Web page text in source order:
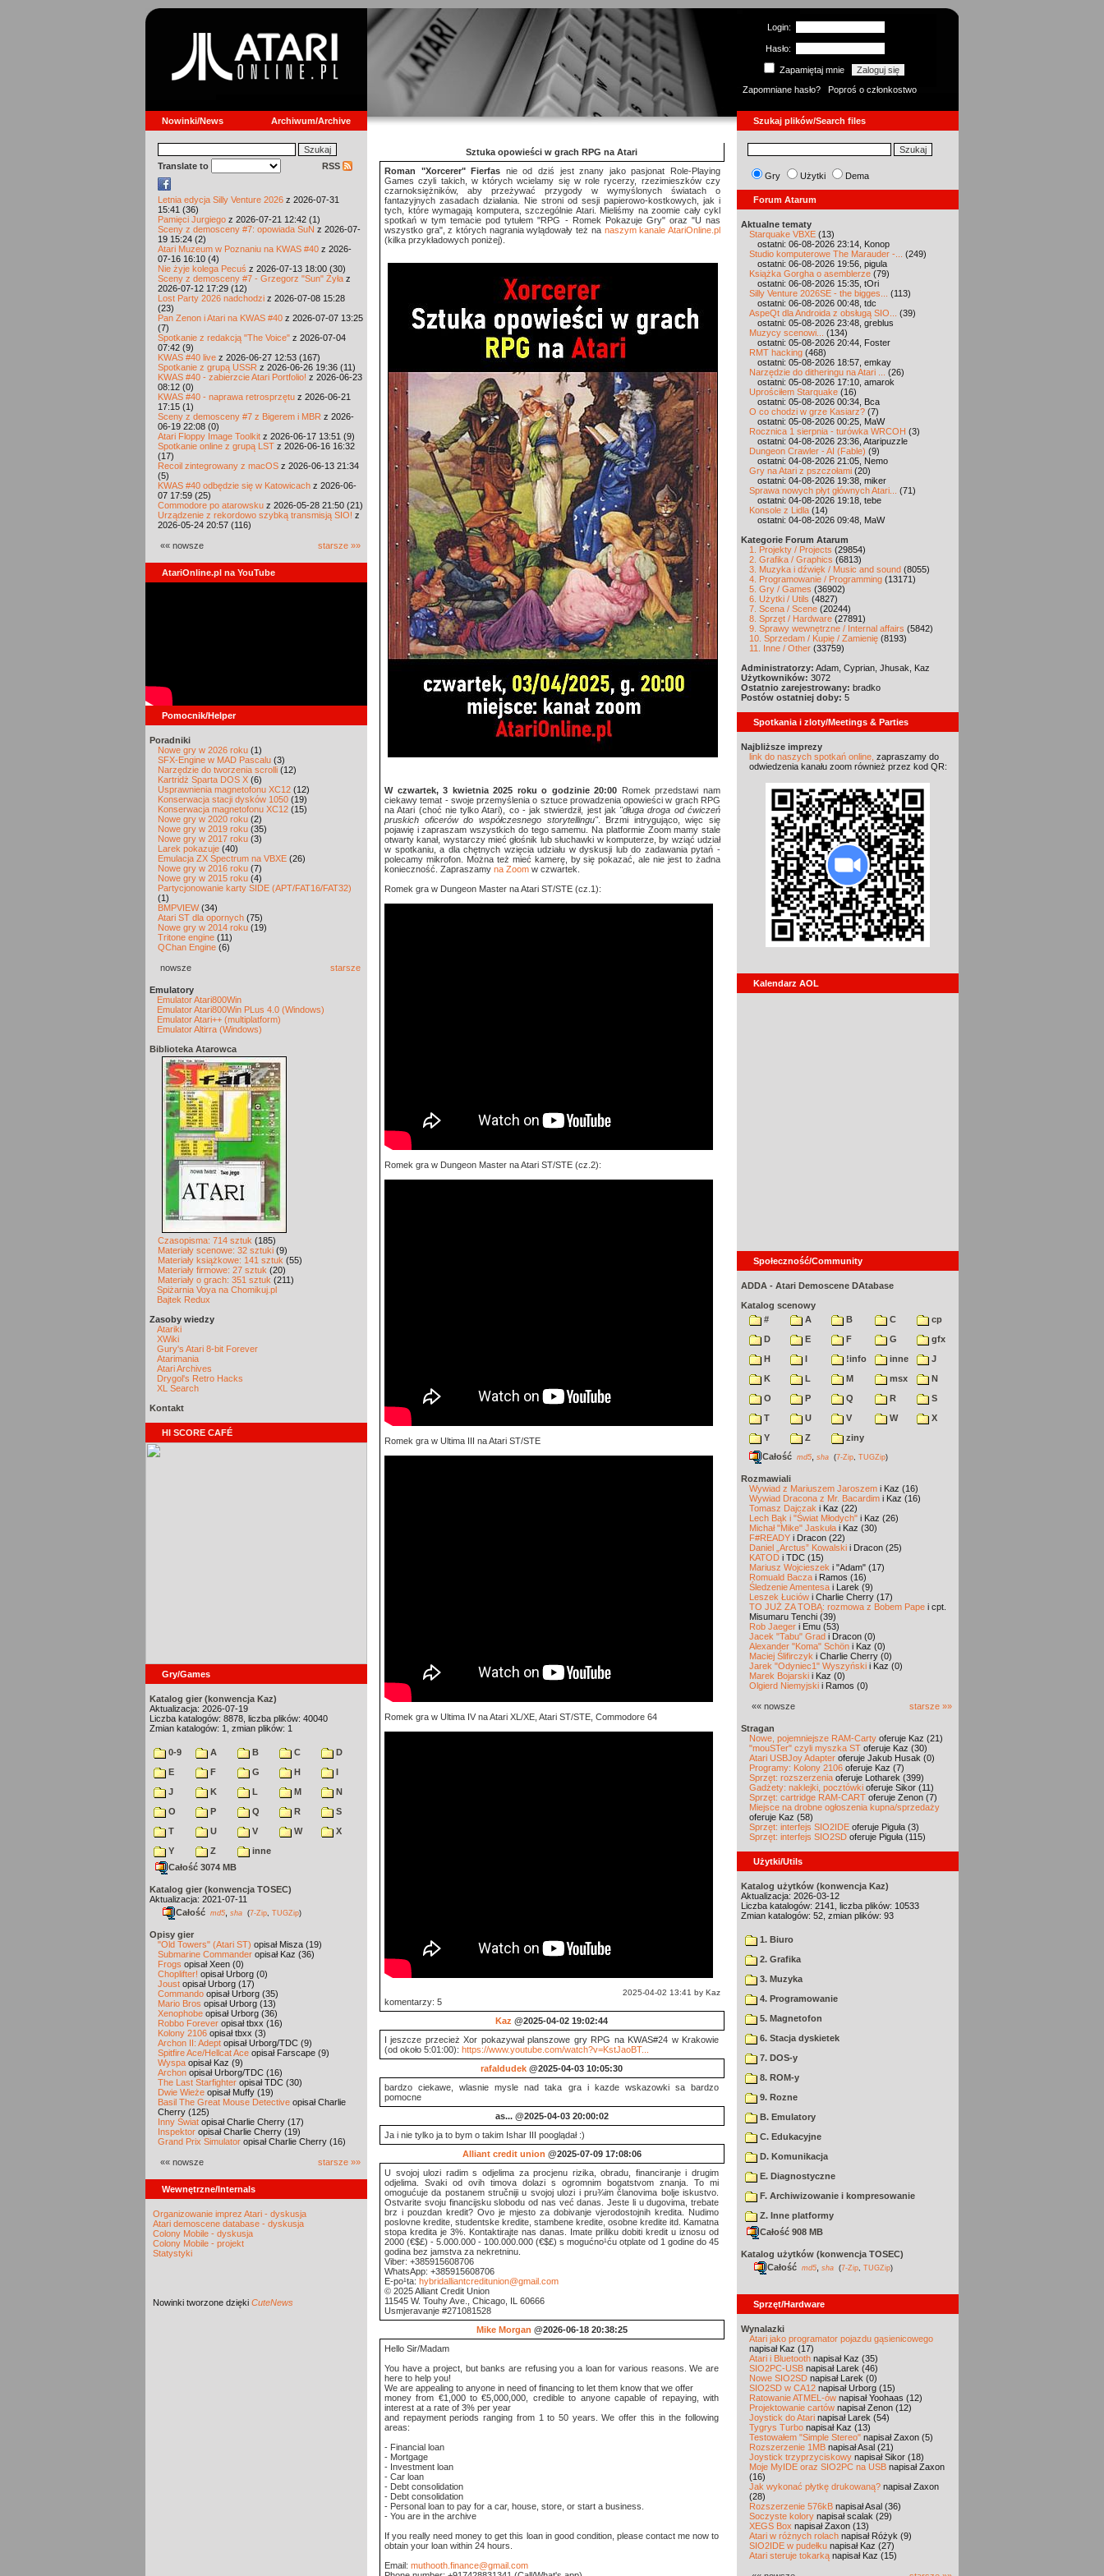
Login:
Hasło:
Zapamiętaj mnie
Zapomniane hasło?
Poproś o członkostwo
Nowinki/News Archiwum/Archive Szukaj plików/Search files
Translate to RSS
Letnia edycja Silly Venture 2026 z 2026-07-31
15:41 (36)
Pamięci Jurgiego z 2026-07-21 12:42 (1)
Sceny z demosceny #7: opowiada SuN z 2026-07-
19 15:24 (2)
Atari Muzeum w Poznaniu na KWAS #40 z 2026-
07-16 16:10 (4)
Nie żyje kolega Pecuś z 2026-07-13 18:00 (30)
Sceny z demosceny #7 - Grzegorz "Sun" Żyła z
2026-07-12 17:29 (12)
Lost Party 2026 nadchodzi z 2026-07-08 15:28
(23)
Pan Zenon i Atari na KWAS #40 z 2026-07-07 13:25
(7)
Spotkanie z redakcją "The Voice" z 2026-07-04
07:42 (9)
KWAS #40 live z 2026-06-27 12:53 (167)
Spotkanie z grupą USSR z 2026-06-26 19:36 (11)
KWAS #40 - zabierzcie Atari Portfolio! z 2026-06-23
08:12 (0)
KWAS #40 - naprawa retrosprzętu z 2026-06-21
17:15 (1)
Sceny z demosceny #7 z Bigerem i MBR z 2026-
06-19 22:08 (0)
Atari Floppy Image Toolkit z 2026-06-17 13:51 (9)
Spotkanie online z grupą LST z 2026-06-16 16:32
(17)
Recoil zintegrowany z macOS z 2026-06-13 21:34
(5)
KWAS #40 odbędzie się w Katowicach z 2026-06-
07 17:59 (25)
Commodore po atarowsku z 2026-05-28 21:50 (21)
Urządzenie z rekordowo szybką transmisją SIO! z
2026-05-24 20:57 (116)
«« nowsze starsze »»
AtariOnline.pl na YouTube
Pomocnik/Helper
Poradniki
Nowe gry w 2026 roku (1)
SFX-Engine w MAD Pascalu (3)
Narzędzie do tworzenia scrolli (12)
Kartridż Sparta DOS X (6)
Usprawnienia magnetofonu XC12 (12)
Konserwacja stacji dysków 1050 (19)
Konserwacja magnetofonu XC12 (15)
Nowe gry w 2020 roku (2)
Nowe gry w 2019 roku (35)
Nowe gry w 2017 roku (3)
Larek pokazuje (40)
Emulacja ZX Spectrum na VBXE (26)
Nowe gry w 2016 roku (7)
Nowe gry w 2015 roku (4)
Partycjonowanie karty SIDE (APT/FAT16/FAT32)
(1)
BMPVIEW(34)
Atari ST dla opornych (75)
Nowe gry w 2014 roku (19)
Tritone engine (11)
QChan Engine (6)
nowsze starsze
Emulatory
Emulator Atari800Win
Emulator Atari800Win PLus 4.0 (Windows)
Emulator Atari++ (multiplatform)
Emulator Altirra (Windows)
Biblioteka Atarowca
Czasopisma: 714 sztuk (185)
Materiały scenowe: 32 sztuki (9)
Materiały książkowe: 141 sztuk (55)
Materiały firmowe: 27 sztuk (20)
Materiały o grach: 351 sztuk (211)
Spiżarnia Voya na Chomikuj.pl
Bajtek Redux
Zasoby wiedzy
Atariki
XWiki
Gury's Atari 8-bit Forever
Atarimania
Atari Archives
Drygol's Retro Hacks
XL Search
Kontakt
HI SCORE CAFÉ
Gry/Games
Katalog gier (konwencja Kaz)
Aktualizacja: 2026-07-19
Liczba katalogów: 8878, liczba plików: 40040
Zmian katalogów: 1, zmian plików: 1
0-9 A B C
D
E
F G H
I
J
K L M
N
O
P Q R
S
T
U V W
X
Y
Z
inne
Całość 3074 MB
Katalog gier (konwencja TOSEC)
Aktualizacja: 2021-07-11
Całość md5 sha (7-Zip TUGZip)
Opisy gier
"Old Towers" (Atari ST) opisał Misza (19)
Submarine Commander opisał Kaz (36)
Frogs opisał Xeen (0)
Choplifter! opisał Urborg (0)
Joust opisał Urborg (17)
Commando opisał Urborg (35)
Mario Bros opisał Urborg (13)
Xenophobe opisał Urborg (36)
Robbo Forever opisał tbxx (16)
Kolony 2106 opisał tbxx (3)
Archon II: Adept opisał Urborg/TDC (9)
Spitfire Ace/Hellcat Ace opisał Farscape (9)
Wyspa opisał Kaz (9)
Archon opisał Urborg/TDC (16)
The Last Starfighter opisał TDC (30)
Dwie Wieże opisał Muffy (19)
Basil The Great Mouse Detective opisał Charlie
Cherry (125)
Inny Świat opisał Charlie Cherry (17)
Inspektor opisał Charlie Cherry (19)
Grand Prix Simulator opisał Charlie Cherry (16)
«« nowsze starsze »»
Wewnętrzne/Internals
Organizowanie imprez Atari - dyskusja
Atari demoscene database - dyskusja
Colony Mobile - dyskusja
Colony Mobile - projekt
Statystyki
Nowinki tworzone dzięki CuteNews
Sztuka opowieści w grach RPG na Atari
Roman "Xorcerer" Fierfas nie od dziś jest znany jako pasjonat Role-Playing
Games czyli takich, w których wcielamy się w role rycerzy, rzezimieszków czy
czarnoksiężników, aby przeżywać przygody w wymyślonych światach o
fantazyjnych zasadach działania. Nie stroni od sesji papierowo-kostkowych, jak i
tych, które wymagają komputera, szczególnie Atari. Mieliśmy na zoomie cały cykl
spotkań w tym temacie pod tytułem "RPG - Romek Pokazuje Gry" oraz "U nas
wszystko gra", z których nagrania wylądowały też na naszym kanale AtariOnline.pl
(kilka przykładowych poniżej).
W czwartek, 3 kwietnia 2025 roku o godzinie 20:00 Romek przedstawi nam
ciekawy temat - swoje przemyślenia o sztuce prowadzenia opowieści w grach RPG
na Atari (choć nie tylko Atari), co - jak stwierdził, jest jak "długa droga od ćwiczeń
pruskich oficerów do współczesnego storytellingu". Brzmi intrygująco, więc się
pojawię i zapraszam wszystkich do tego samemu. Na platformie Zoom mamy stale
otwarty kanał, wystarczy mieć głośnik lub słuchawki w komputerze, by wziąć udział
w spotkaniu, a dla chętnych wzięcia udziału w dyskusji lub do zadawania pytań -
polecamy mikrofon. Można też mieć kamerę, by się pokazać, ale nie jest to żadna
konieczność. Zapraszamy na Zoom w czwartek.
Romek gra w Dungeon Master na Atari ST/STE (cz.1):
Romek gra w Dungeon Master na Atari ST/STE (cz.2):
Romek gra w Ultima III na Atari ST/STE
Romek gra w Ultima IV na Atari XL/XE, Atari ST/STE, Commodore 64
2025-04-02 13:41 by Kaz
komentarzy: 5
Kaz @2025-04-02 19:02:44
I jeszcze przecież Xor pokazywał planszowe gry RPG na KWAS#24 w Krakowie
(od około 5:01:00): https://www.youtube.com/watch?v=KstJaoBT...
rafaldudek @2025-04-03 10:05:30
bardzo ciekawe, wlasnie mysle nad taka gra i kazde wskazowki sa bardzo
pomocne
as...@2025-04-03 20:00:02
Ja i nie tylko ja to bym o takim Ishar III pooglądał :)
Alliant credit union @2025-07-09 17:08:06
U svojoj ulozi radim s odjelima za procjenu rizika, obradu, financiranje i drugim
odjelima. Svaki od ovih timova dolazi s ogromnim bogatstvom znanja. To mi
omogućuje da postanem stručniji u svojoj ulozi i pru¾im članovima bolje iskustvo.
Ostvarite svoju financijsku slobodu od nas već danas. Jeste li u dugovima, trebate
brz i pouzdan kredit? Ovo je mjesto za dobivanje vjerodostojnih kredita. Nudimo
poslovne kredite, studentske kredite, stambene kredite, osobne kredite itd. Kamatna
stopa kredita je 3%. Kontaktirajte nas danas. Imate priliku dobiti kredit u iznosu od
2000 (€$£) - 5.000.000 - 100.000.000 (€$£) s mogućno¹ću otplate od 1 godine do 45
godina bez jamstva za nekretninu.
Viber: +385915608706
WhatsApp: +385915608706
E-po¹ta: hybridalliantcreditunion@gmail.com
© 2025 Alliant Credit Union
11545 W. Touhy Ave., Chicago, IL 60666
Usmjeravanje #271081528
Mike Morgan @2026-06-18 20:38:25
Hello Sir/Madam
You have a project, but banks are refusing you a loan for various reasons. We are
here to help you!
We are appealing to anyone in need of financing to let them know that we offer
money from €1,000 to €5,000,000, credible to anyone capable of repaying, with
interest at a rate of 3% per year
and repayment periods ranging from 1 to 50 years. We offer this in the following
areas:
- Financial loan
- Mortgage
- Investment loan
- Car loan
- Debt consolidation
- Debt consolidation
- Personal loan to pay for a car, house, store, or start a business.
- You are in the archive
If you really need money to get this loan in good condition, please contact me now to
obtain your loan within 24 hours.
Email: muthooth.finance@gmail.com
Gry Użytki Dema
Forum Atarum
Aktualne tematy
Starquake VBXE (13)
ostatni: 06-08-2026 23:14, Konop
Studio komputerowe The Marauder -...
(249)
ostatni: 06-08-2026 19:56, pigula
Książka Gorgha o asemblerze (79)
ostatni: 06-08-2026 15:35, tOri
Silly Venture 2026SE - the bigges...
(113)
ostatni: 06-08-2026 00:48, tdc
AspeQt dla Androida z obsługą SIO...
(39)
ostatni: 05-08-2026 23:48, greblus
Muzycy scenowi...
(134)
ostatni: 05-08-2026 20:44, Foster
RMT hacking (468)
ostatni: 05-08-2026 18:57, emkay
Narzędzie do ditheringu na Atari ...
(26)
ostatni: 05-08-2026 17:10, amarok
Uprościłem Starquake (16)
ostatni: 05-08-2026 00:34, Bca
O co chodzi w grze Kasiarz? (7)
ostatni: 05-08-2026 00:25, MaW
Rocznica 1 sierpnia - turówka WRCOH (3)
ostatni: 04-08-2026 23:36, Ataripuzzle
Dungeon Crawler - AI (Fable) (9)
ostatni: 04-08-2026 21:05, Nemo
Gry na Atari z pszczołami (20)
ostatni: 04-08-2026 19:38, miker
Sprawa nowych płyt głównych Atari...
(71)
ostatni: 04-08-2026 19:18, tebe
Konsole z Lidla (14)
ostatni: 04-08-2026 09:48, MaW
Kategorie Forum Atarum
1. Projekty / Projects (29854)
2. Grafika / Graphics (6813)
3. Muzyka i dźwięk / Music and sound (8055)
4. Programowanie / Programming (13171)
5. Gry / Games (36902)
6. Użytki / Utils (4827)
7. Scena / Scene (20244)
8. Sprzęt / Hardware (27891)
9. Sprawy wewnętrzne / Internal affairs (5842)
10. Sprzedam / Kupię / Zamienię (8193)
11. Inne / Other (33759)
Administratorzy: Adam, Cyprian, Jhusak, Kaz
Użytkowników: 3072
Ostatnio zarejestrowany: bradko
Postów ostatniej doby: 5
Spotkania i zloty/Meetings & Parties
Najbliższe imprezy
link do naszych spotkań online, zapraszamy do
odwiedzenia kanału zoom również przez kod QR:
Kalendarz AOL
Społeczność/Community
ADDA - Atari Demoscene DAtabase
Katalog scenowy
#
A B C
cp
D
E F G
gfx
H
I !info inne
J
K
L M msx
N
O
P Q R
S
T
U V W
X
Y
Z
ziny
Całość md5 sha (7-Zip TUGZip)
Rozmawiali
Wywiad z Mariuszem Jaroszem i Kaz (16)
Wywiad Dracona z Mr. Bacardim i Kaz (16)
Tomasz Dajczak i Kaz (22)
Lech Bąk i "Świat Młodych" i Kaz (26)
Michał "Mike" Jaskuła i Kaz (30)
F#READY i Dracon (22)
Daniel „Arctus” Kowalski i Dracon (25)
KATOD i TDC (15)
Mariusz Wojcieszek i "Adam" (17)
Romuald Bacza i Ramos (16)
Śledzenie Amentesa i Larek (9)
Leszek Łuciów i Charlie Cherry (17)
TO JUŻ ZA TOBĄ: rozmowa z Bobem Pape i cpt.
Misumaru Tenchi (39)
Rob Jaeger i Emu (53)
Jacek "Tabu" Grad i Dracon (0)
Alexander "Koma" Schön i Kaz (0)
Maciej Ślifirczyk i Charlie Cherry (0)
Jarek "Odyniec1" Wyszyński i Kaz (0)
Marek Bojarski i Kaz (0)
Olgierd Niemyjski i Ramos (0)
«« nowsze starsze »»
Stragan
Nowe, pojemniejsze RAM-Carty oferuje Kaz (21)
"mouSTer" czyli myszka ST oferuje Kaz (30)
Atari USBJoy Adapter oferuje Jakub Husak (0)
Programy: Kolony 2106 oferuje Kaz (7)
Sprzęt: rozszerzenia oferuje Lotharek (399)
Gadżety: naklejki, pocztówki oferuje Sikor (11)
Sprzęt: cartridge RAM-CART oferuje Zenon (7)
Miejsce na drobne ogłoszenia kupna/sprzedaży
oferuje Kaz (58)
Sprzęt: interfejs SIO2IDE oferuje Piguła (3)
Sprzęt: interfejs SIO2SD oferuje Piguła (115)
Użytki/Utils
Katalog użytków (konwencja Kaz)
Aktualizacja: 2026-03-12
Liczba katalogów: 2141, liczba plików: 10533
Zmian katalogów: 52, zmian plików: 93
1. Biuro
2. Grafika
3. Muzyka
4. Programowanie
5. Magnetofon
6. Stacja dyskietek
7. DOS-y
8. ROM-y
9. Rozne
B. Emulatory
C. Edukacyjne
D. Komunikacja
E. Diagnostyczne
F. Archiwizowanie i kompresowanie
Z. Inne platformy
Całość 908 MB
Katalog użytków (konwencja TOSEC)
Całość md5 sha (7-Zip TUGZip)
Sprzęt/Hardware
Wynalazki
Atari jako programator pojazdu gąsienicowego
napisał Kaz (17)
Atari i Bluetooth napisał Kaz (35)
SIO2PC-USB napisał Larek (46)
Nowe SIO2SD napisał Larek (0)
SIO2SD w CA12 napisał Urborg (15)
Ratowanie ATMEL-ów napisał Yoohaas (12)
Projektowanie cartów napisał Zenon (12)
Joystick do Atari napisał Larek (54)
Tygrys Turbo napisał Kaz (13)
Testowałem "Simple Stereo" napisał Zaxon (5)
Rozszerzenie 1MB napisał Asal (21)
Joystick trzyprzyciskowy napisał Sikor (18)
Moje MyIDE oraz SIO2PC na USB napisał Zaxon
(16)
Jak wykonać płytkę drukowaną? napisał Zaxon
(28)
Rozszerzenie 576kB napisał Asal (36)
Soczyste kolory napisał scalak (29)
XEGS Box napisał Zaxon (13)
Atari w różnych rolach napisał Różyk (9)
SIO2IDE w pudełku napisał Kaz (27)
Atari steruje tokarką napisał Kaz (15)